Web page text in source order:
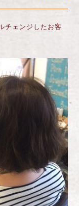
チェンジしたお客